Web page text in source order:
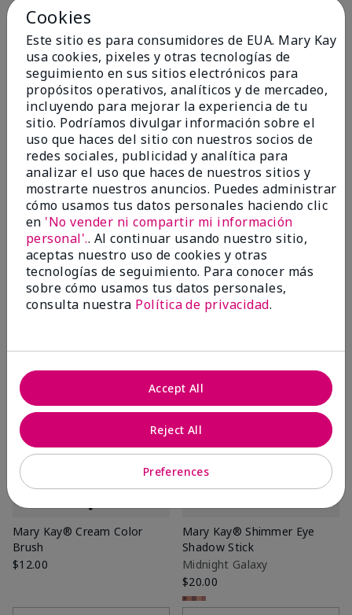
Añadir a la bolsa Añadir a la bolsa
Mary Kay® Micellar Water
$18.00
Mary Kay® Gel Eyeliner With
Expandable Brush Applicator
Jet Black
$22.00
Mary Kay® Cream Color
Brush
$12.00
Mary Kay® Shimmer Eye
Shadow Stick
Midnight Galaxy
$20.00
Cookies
Este sitio es para consumidores de EUA. Mary Kay
usa cookies, pixeles y otras tecnologías de
seguimiento en sus sitios electrónicos para
propósitos operativos, analíticos y de mercadeo,
incluyendo para mejorar la experiencia de tu
sitio. Podríamos divulgar información sobre el
uso que haces del sitio con nuestros socios de
redes sociales, publicidad y analítica para
analizar el uso que haces de nuestros sitios y
mostrarte nuestros anuncios. Puedes administrar
cómo usamos tus datos personales haciendo clic
en 'No vender ni compartir mi información
personal'.. Al continuar usando nuestro sitio,
aceptas nuestro uso de cookies y otras
tecnologías de seguimiento. Para conocer más
sobre cómo usamos tus datos personales,
consulta nuestra Política de privacidad.
Preferences
Reject All
Accept All